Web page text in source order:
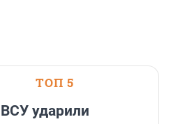
ТОП 5
ВСУ ударили